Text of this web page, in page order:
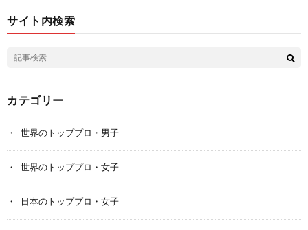
サイト内検索
カテゴリー
世界のトッププロ・男子
世界のトッププロ・女子
日本のトッププロ・女子